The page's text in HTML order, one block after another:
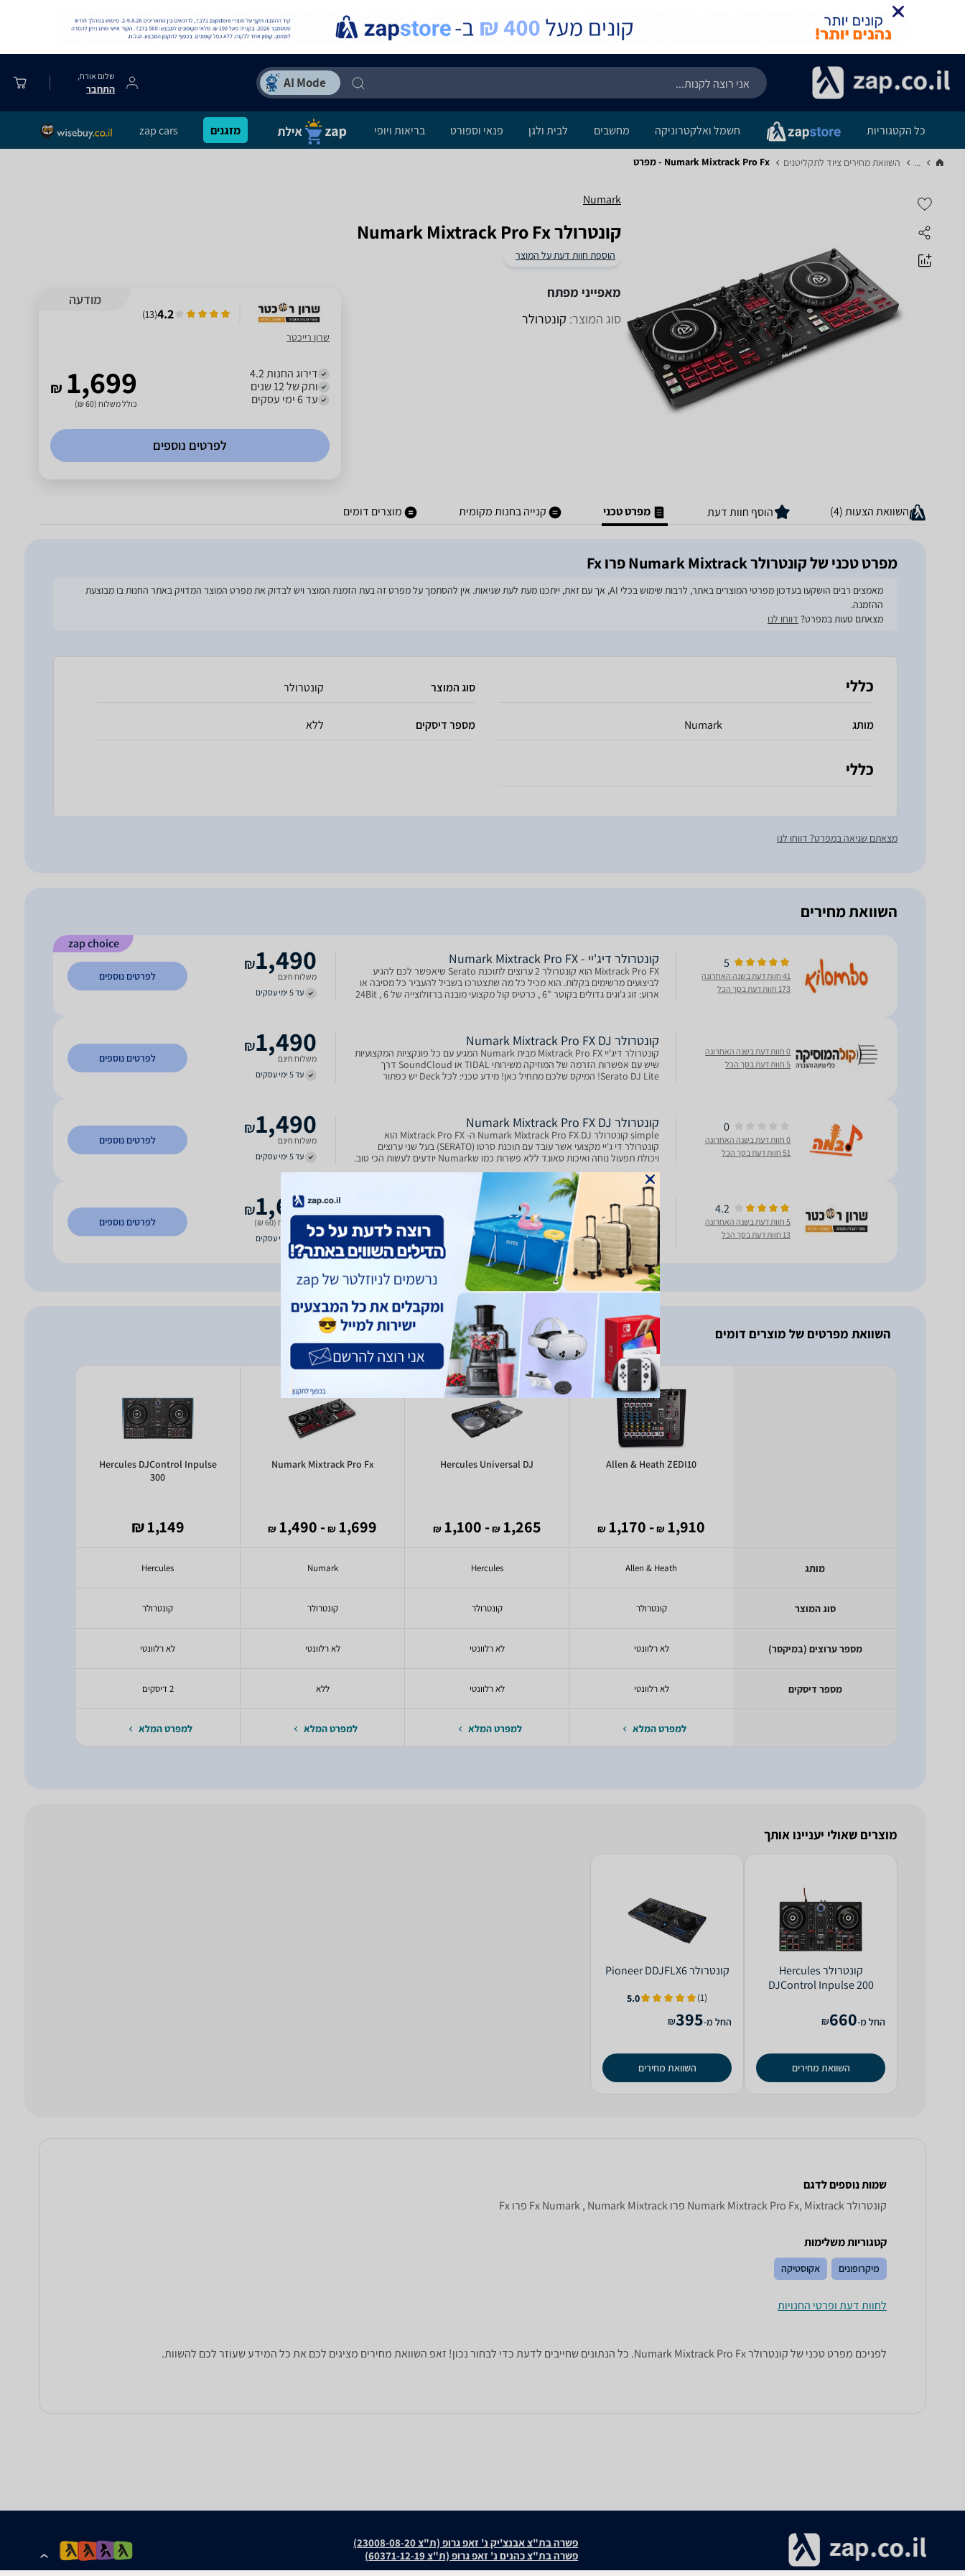
שלום אורח,
התחבר
כל הקטגוריות חשמל ואלקטרוניקה מחשבים לבית ולגן פנאי וספורט בריאות ויופי מזגנים zap cars
... השוואת מחירים ציוד לתקליטנים‏ Numark Mixtrack Pro Fx - מפרט
Numark
‏קונטרולר Numark Mixtrack Pro Fx
הוספת חוות דעת על המוצר
מאפייני מפתח
סוג המוצר: קונטרולר
מודעה
4.2
(
13
)
שרון רייכטר
דירוג החנות 4.2
ותק של 12 שנים
עד 6 ימי עסקים
₪ 1,699
כולל משלוח (60 ₪)
לפרטים נוספים
השוואת הצעות (4) הוסף חוות דעת מפרט טכני קנייה בחנות מקומית מוצרים דומים
מפרט טכני של ‏קונטרולר Numark Mixtrack פרו Fx
מאמצים רבים הושקעו בעדכון מפרטי המוצרים באתר, לרבות שימוש בכלי AI, אך עם זאת, ייתכנו מעת לעת שגיאות. אין להסתמך על מפרט זה בעת הזמנת המוצר ויש לבדוק את מפרט המוצר המדויק באתר החנות בו מבוצעת
ההזמנה.
מצאתם טעות במפרט? דווחו לנו
כללי
מותג Numark
כללי
סוג המוצר קונטרולר
מספר דיסקים ללא
מצאתם שגיאה במפרט? דווחו לנו
השוואת מחירים
zap choice
5
41 חוות דעת בשנה האחרונה
173 חוות דעת בסך הכל
קונטרולר דיג'יי - Numark Mixtrack Pro FX
Mixtrack Pro FX הוא קונטרולר 2 ערוצים לתוכנת Serato שיאפשר לכם להגיע
לביצועים מרשימים בקלות. הוא מכיל כל מה שתצטרכו בשביל להעביר כל מסיבה או
ארוע: זוג ג'וגים גדולים בקוטר "6 , כרטיס קול מקצועי מובנה ברזולוצייה של 24Bit , 6
1,490
₪
משלוח חינם
עד 5 ימי עסקים
לפרטים נוספים
0 חוות דעת בשנה האחרונה
5 חוות דעת בסך הכל
קונטרולר Numark Mixtrack Pro FX DJ
קונטרולר דיג'יי Mixtrack Pro FX מבית Numark המגיע עם כל פונקציות המקצועיות
שיש עם אפשרות הזרמה של המוזיקה משירותי TIDAL או SoundCloud דרך
Serato DJ Lite! המיקס שלכם מתחיל כאן! מידע טכני: לכל Deck יש כפתור
1,490
₪
משלוח חינם
עד 5 ימי עסקים
לפרטים נוספים
0
0 חוות דעת בשנה האחרונה
51 חוות דעת בסך הכל
קונטרולר Numark Mixtrack Pro FX DJ
simple קונטרולר Numark Mixtrack Pro FX DJ ה- Mixtrack Pro FX הוא
קונטרולר די ג'יי מקצועי אשר עובד עם תוכנת סרטו (SERATO) בעל שני ערוצים
ויכולת תפעול נוחה ואיכות סאונד ללא פשרות כמו שNumark יודעים לעשות הכי טוב.
קונטרולר DJ זה מציע זוג ג'וגים גדולים ונוחי
1,490
₪
משלוח חינם
עד 5 ימי עסקים
לפרטים נוספים
4.2
5 חוות דעת בשנה האחרונה
13 חוות דעת בסך הכל
קונטרולר DJ מקצועי דגם Mixtrack Pro FX מבית
קונטרולר DJ מקצועי Numark Mixtrack Pro FX מבית Numark מציע חוויית
מיקסינג מתקדמת לתקליטנים מתחילים ומקצועיים כאחד. הקונטרולר כולל גלגלי
Jog גדולים ומדויקים, פאדים לביצועים יצירתיים, אפקטים מובנים ושליטה נוחה
בתוכנת Serato DJ Lite המצורפת, ומספק את כל הכל
1,699
₪
כולל משלוח (60 ₪)
לפרטים נוספים
השוואת מפרטים של מוצרים דומים
מותג
סוג המוצר
מספר ערוצים (במיקסר)
מספר דיסקים
Allen & Heath ZEDI10
1,910
₪
- 1,170
₪
Allen & Heath
קונטרולר
לא רלוונטי
לא רלוונטי
למפרט המלא
Hercules Universal DJ
1,265
₪
- 1,100
₪
Hercules
קונטרולר
לא רלוונטי
לא רלוונטי
למפרט המלא
Numark Mixtrack Pro Fx
1,699
₪
- 1,490
₪
Numark
קונטרולר
לא רלוונטי
ללא
למפרט המלא
Hercules DJControl Inpulse
300
1,149 ₪
Hercules
קונטרולר
לא רלוונטי
2 דיסקים
למפרט המלא
מוצרים שאולי יעניינו אותך
‏קונטרולר Hercules
DJControl Inpulse 200
החל מ-660
₪
השוואת מחירים
‏קונטרולר Pioneer DDJFLX6
(1)
5.0
החל מ-395
₪
השוואת מחירים
שמות נוספים לדגם
‏קונטרולר Numark Mixtrack Pro Fx, Mixtrack פרו Fx Numark , Numark Mixtrack פרו Fx
קטגוריות משלימות
מיקרופונים אקוסטיקה
לחוות דעת ופרטי החנויות
לפניכם מפרט טכני של ‏קונטרולר Numark Mixtrack Pro Fx. כל הנתונים שחייבים לדעת כדי לבחור נכון! זאפ השוואת מחירים מציגים לכם את כל המידע שעוזר לכם להשוות.
פשרה בת"צ אבנצ'יק נ' זאפ גרופ (ת"צ 23008-08-20)
פשרה בת"צ כהנים נ' זאפ גרופ (ת"צ 60371-12-19)